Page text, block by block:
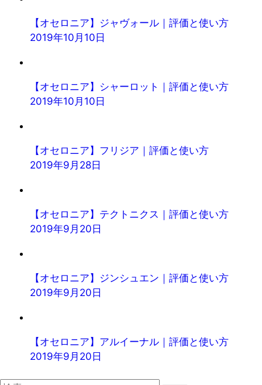
【オセロニア】ジャヴォール｜評価と使い方
2019年10月10日
【オセロニア】シャーロット｜評価と使い方
2019年10月10日
【オセロニア】フリジア｜評価と使い方
2019年9月28日
【オセロニア】テクトニクス｜評価と使い方
2019年9月20日
【オセロニア】ジンシュエン｜評価と使い方
2019年9月20日
【オセロニア】アルイーナル｜評価と使い方
2019年9月20日